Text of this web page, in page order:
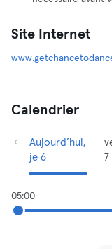
Site Internet
Calendrier
Aujourd’hui,
je 6
7
05:00